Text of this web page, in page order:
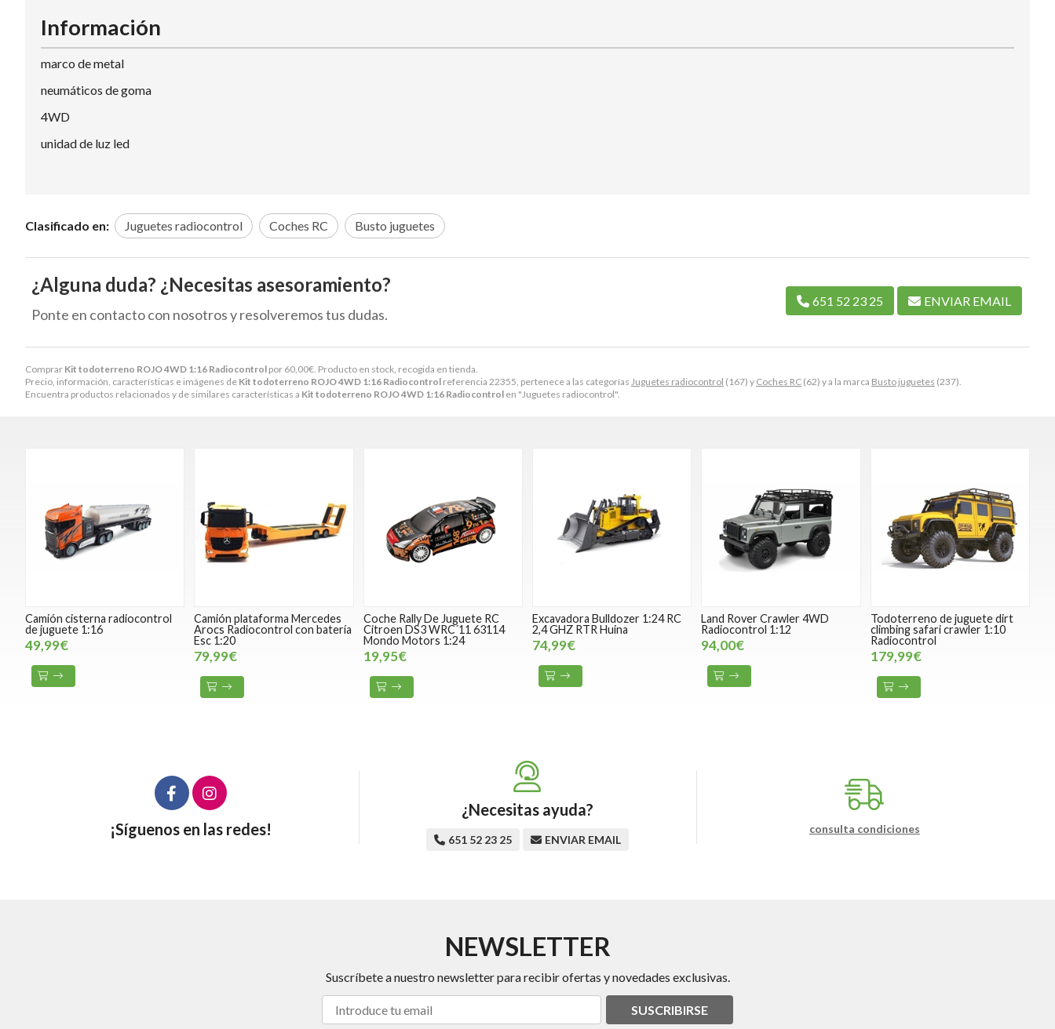
Comprar Kit todoterreno ROJO 4WD 1:16 Radiocontrol por 60,00€ . Producto en stock, recogida en tienda.
Precio, información, características e imágenes de Kit todoterreno ROJO 4WD 1:16 Radiocontrol referencia 22355, pertenece a las categorías Juguetes radiocontrol (167) y Coches RC (62) y a la marca Busto juguetes (237).
Encuentra productos relacionados y de similares características a Kit todoterreno ROJO 4WD 1:16 Radiocontrol en "Juguetes radiocontrol".
Información
marco de metal
neumáticos de goma
4WD
unidad de luz led
Clasificado en: Juguetes radiocontrol Coches RC Busto juguetes
¿Alguna duda? ¿Necesitas asesoramiento?
Ponte en contacto con nosotros y resolveremos tus dudas.
651 52 23 25 ENVIAR EMAIL
Camión cisterna radiocontrol
de juguete 1:16
49,99€
Camión plataforma Mercedes
Arocs Radiocontrol con batería
Esc 1:20
79,99€
Coche Rally De Juguete RC
Citroen DS3 WRC´11 63114
Mondo Motors 1:24
19,95€
Excavadora Bulldozer 1:24 RC
2,4 GHZ RTR Huina
74,99€
Land Rover Crawler 4WD
Radiocontrol 1:12
94,00€
Todoterreno de juguete dirt
climbing safari crawler 1:10
Radiocontrol
179,99€
¡Síguenos en las redes!
¿Necesitas ayuda?
651 52 23 25 ENVIAR EMAIL
consulta condiciones
NEWSLETTER
Suscríbete a nuestro newsletter para recibir ofertas y novedades exclusivas.
SUSCRIBIRSE